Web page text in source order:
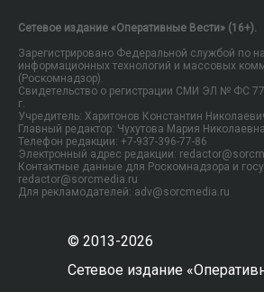
Сетевое издание «Оперативные Вести» (16+).
Зарегистрировано Федеральной службой по
информационных технологий и массовых
(Роскомнадзор).
Свидетельство о регистрации СМИ ЭЛ № ФС
г.
Учредитель: Харитонов Константин
Главный редактор: Чухутова Мария
Телефон редакции: +7-937-396-77-86
Электронный адрес редакции:
Контактные данные для Роскомнадзора и
redactor@sorcmedia.ru
Для рекламодателей: adv@sorcmedia.ru
© 2013-2026
Сетевое издание